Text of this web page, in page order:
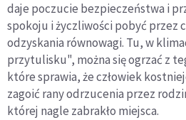
daje poczucie bezpieczeństwa i
spokoju i życzliwości pobyć przez
odzyskania równowagi. Tu, w
przytulisku", można się ogrzać z
które sprawia, że człowiek
zagoić rany odrzucenia przez
której nagle zabrakło miejsca.